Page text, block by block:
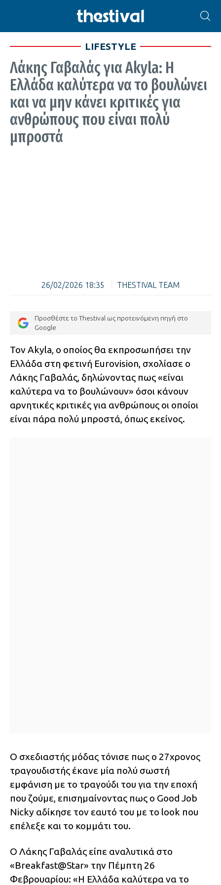
LIFESTYLE
Λάκης Γαβαλάς για Akyla: Η
Ελλάδα καλύτερα να το βουλώνει
και να μην κάνει κριτικές για
ανθρώπους που είναι πολύ
μπροστά
26/02/2026 18:35 THESTIVAL TEAM
Προσθέστε το Thestival ως προτεινόμενη πηγή στο
Google
Τον Akyla, ο οποίος θα εκπροσωπήσει την
Ελλάδα στη φετινή Eurovision, σχολίασε ο
Λάκης Γαβαλάς, δηλώνοντας πως «είναι
καλύτερα να το βουλώνουν» όσοι κάνουν
αρνητικές κριτικές για ανθρώπους οι οποίοι
είναι πάρα πολύ μπροστά, όπως εκείνος.
Ο σχεδιαστής μόδας τόνισε πως ο 27χρονος
τραγουδιστής έκανε μία πολύ σωστή
εμφάνιση με το τραγούδι του για την εποχή
που ζούμε, επισημαίνοντας πως ο Good Job
Nicky αδίκησε τον εαυτό του με το look που
επέλεξε και το κομμάτι του.
Ο Λάκης Γαβαλάς είπε αναλυτικά στο
«Breakfast@Star» την Πέμπτη 26
Φεβρουαρίου: «Η Ελλάδα καλύτερα να το